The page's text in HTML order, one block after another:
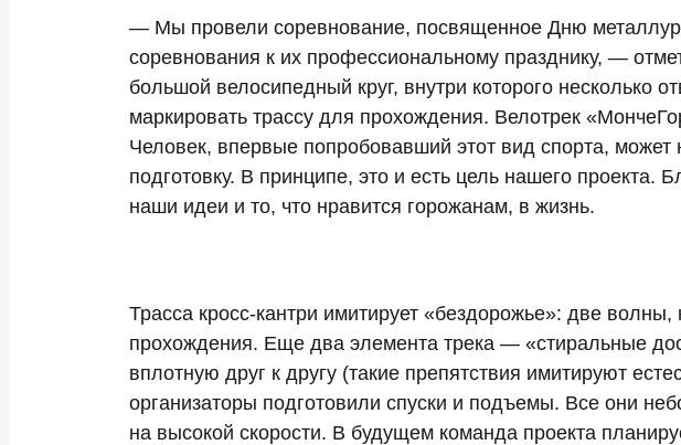
— Мы провели соревнование, посвященное Дню
соревнования к их профессиональному празднику, —
большой велосипедный круг, внутри которого несколько
маркировать трассу для прохождения. Велотрек
Человек, впервые попробовавший этот вид спорта,
подготовку. В принципе, это и есть цель нашего
наши идеи и то, что нравится горожанам, в жизнь.
Трасса кросс-кантри имитирует «бездорожье»: две
прохождения. Еще два элемента трека — «стиральные
вплотную друг к другу (такие препятствия имитируют
организаторы подготовили спуски и подъемы. Все они
на высокой скорости. В будущем команда проекта